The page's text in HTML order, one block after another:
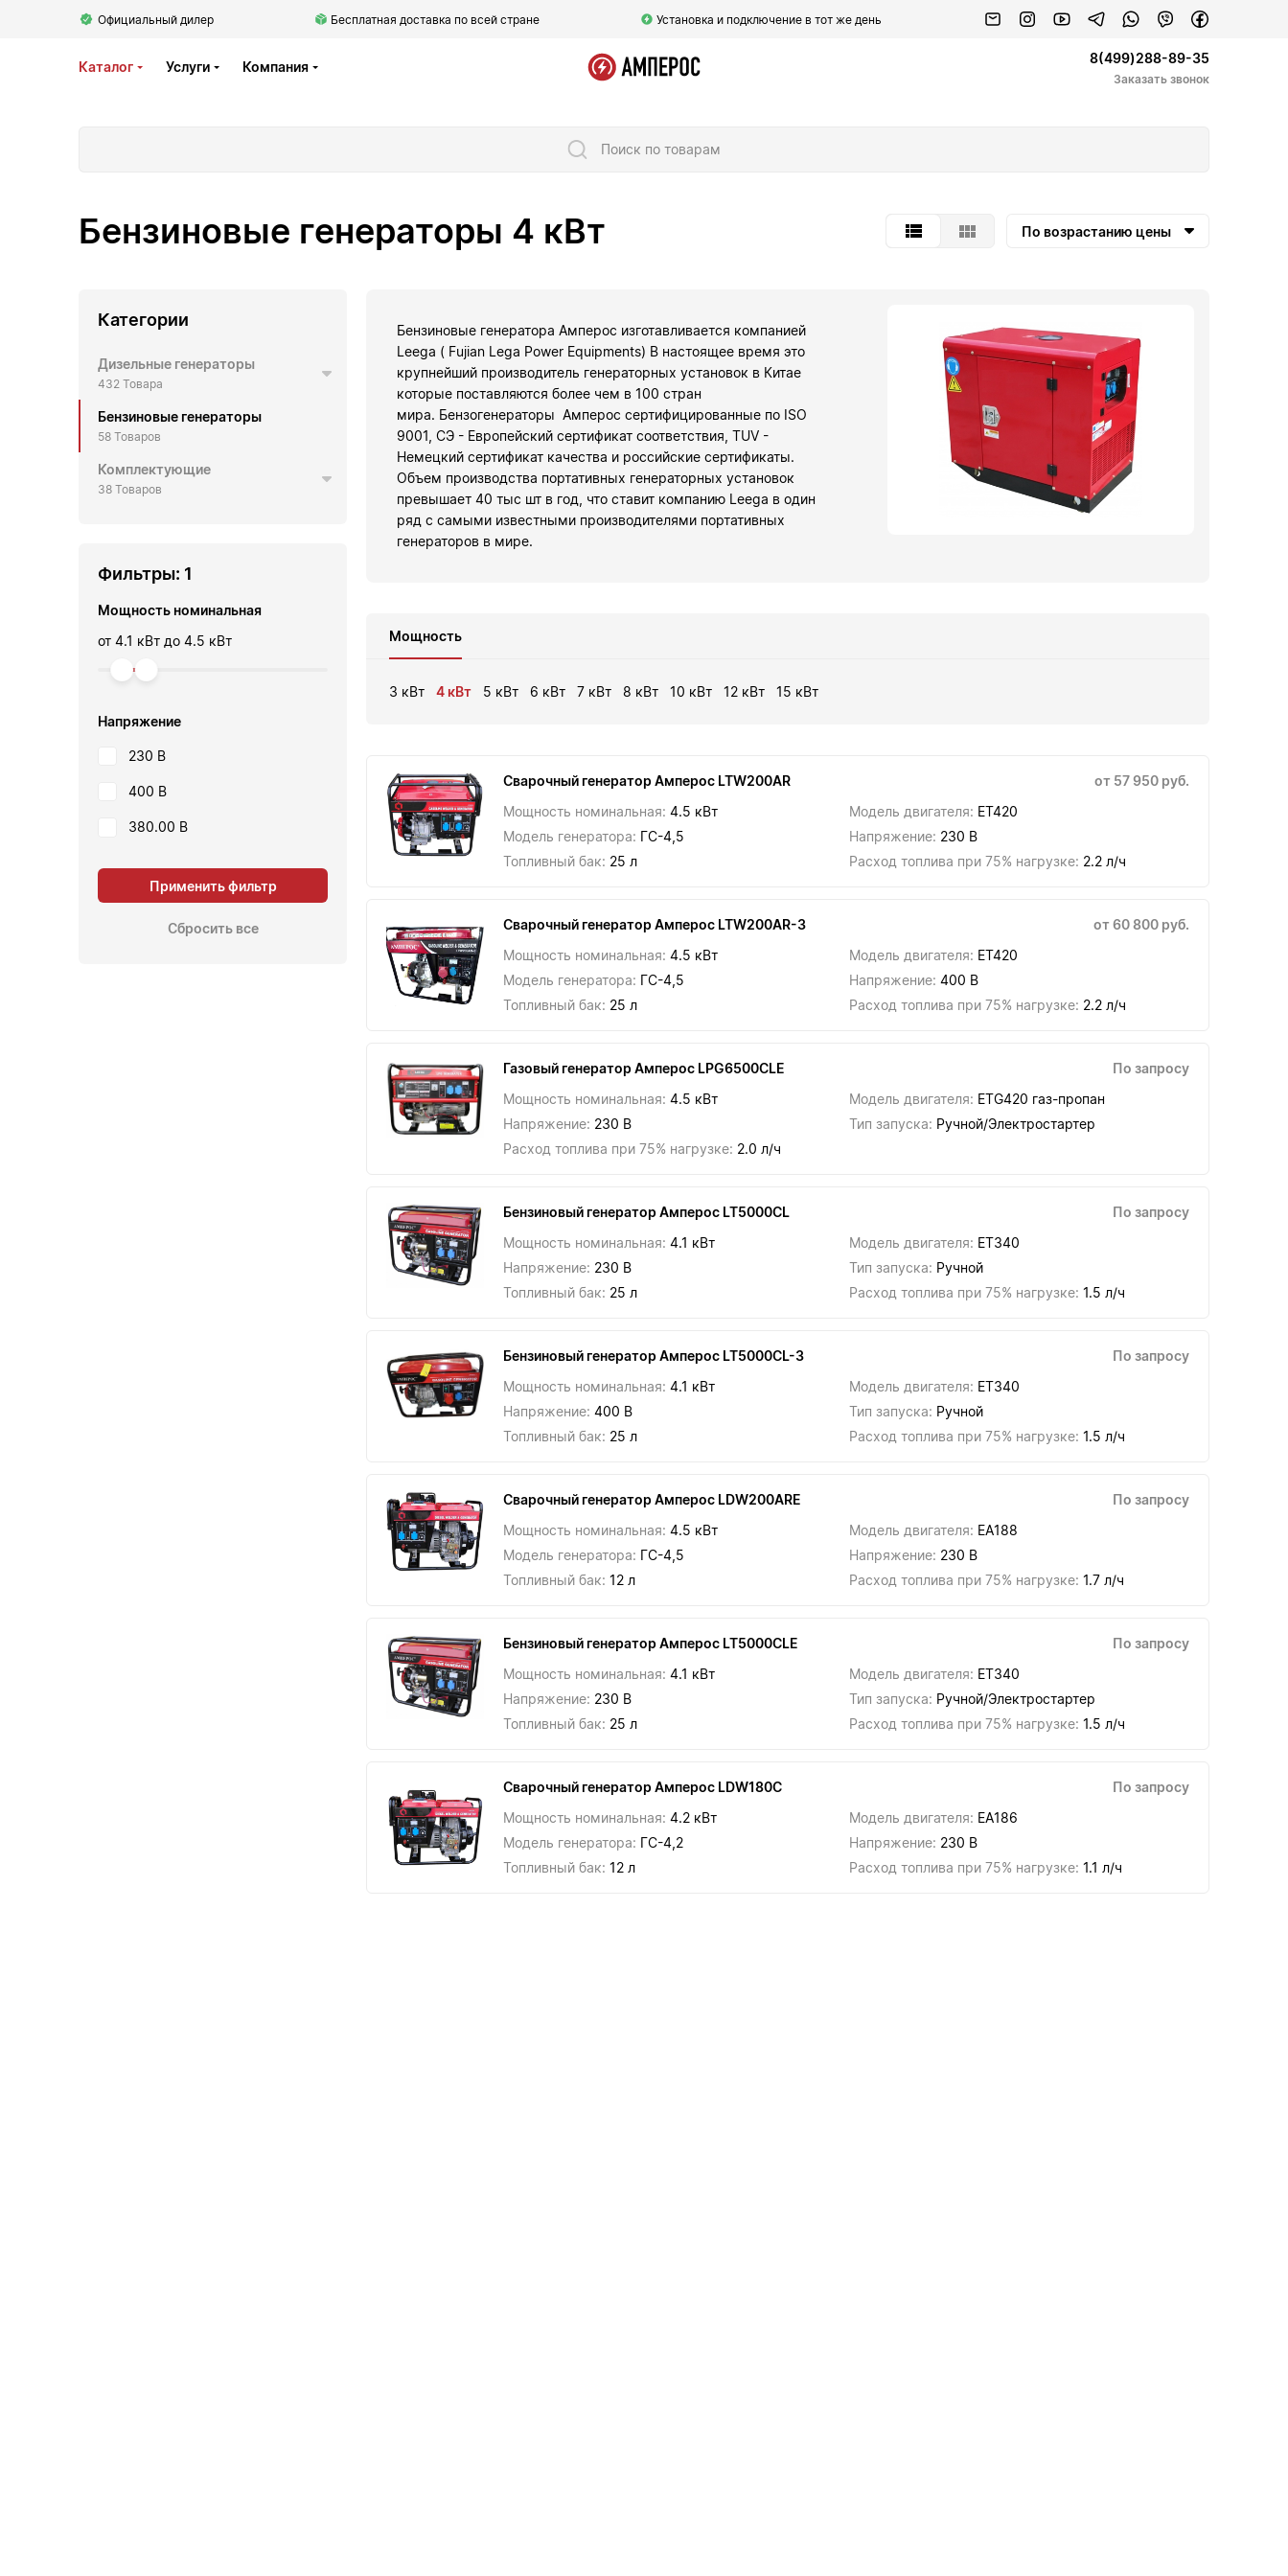
Официальный дилер Бесплатная доставка по всей стране Установка и подключение в тот же день
Каталог Услуги Компания
8(499)288-89-35
Заказать звонок
Поиск по товарам
Бензиновые генераторы 4 кВт По возрастанию цены
Категории
Дизельные генераторы
432 Товара
Бензиновые генераторы
58 Товаров
Комплектующие
38 Товаров
Фильтры: 1
Мощность номинальная
от 4.1 кВт до 4.5 кВт
Напряжение
230 В
400 В
380.00 В
Применить фильтр
Сбросить все
Бензиновые генератора Амперос изготавливается компанией
Leega ( Fujian Lega Power Equipments) В настоящее время это
крупнейший производитель генераторных установок в Китае
которые поставляются более чем в 100 стран
мира. Бензогенераторы Амперос сертифицированные по ISO
9001, СЭ - Европейский сертификат соответствия, TUV -
Немецкий сертификат качества и российские сертификаты.
Объем производства портативных генераторных установок
превышает 40 тыс шт в год, что ставит компанию Leega в один
ряд с самыми известными производителями портативных
генераторов в мире.
Мощность
3 кВт 4 кВт 5 кВт 6 кВт 7 кВт 8 кВт 10 кВт 12 кВт 15 кВт
Сварочный генератор Амперос LTW200AR
от 57 950 руб.
Мощность номинальная: 4.5 кВт Модель двигателя: ET420
Модель генератора: ГС-4,5 Напряжение: 230 В
Топливный бак: 25 л Расход топлива при 75% нагрузке: 2.2 л/ч
Сварочный генератор Амперос LTW200AR-3
от 60 800 руб.
Мощность номинальная: 4.5 кВт Модель двигателя: ET420
Модель генератора: ГС-4,5 Напряжение: 400 В
Топливный бак: 25 л Расход топлива при 75% нагрузке: 2.2 л/ч
Газовый генератор Амперос LPG6500CLE
По запросу
Мощность номинальная: 4.5 кВт Модель двигателя: ETG420 газ-пропан
Напряжение: 230 В Тип запуска: Ручной/Электростартер
Расход топлива при 75% нагрузке: 2.0 л/ч
Бензиновый генератор Амперос LT5000CL
По запросу
Мощность номинальная: 4.1 кВт Модель двигателя: ET340
Напряжение: 230 В Тип запуска: Ручной
Топливный бак: 25 л Расход топлива при 75% нагрузке: 1.5 л/ч
Бензиновый генератор Амперос LT5000СL-3
По запросу
Мощность номинальная: 4.1 кВт Модель двигателя: ET340
Напряжение: 400 В Тип запуска: Ручной
Топливный бак: 25 л Расход топлива при 75% нагрузке: 1.5 л/ч
Сварочный генератор Амперос LDW200ARE
По запросу
Мощность номинальная: 4.5 кВт Модель двигателя: EA188
Модель генератора: ГС-4,5 Напряжение: 230 В
Топливный бак: 12 л Расход топлива при 75% нагрузке: 1.7 л/ч
Бензиновый генератор Амперос LT5000CLE
По запросу
Мощность номинальная: 4.1 кВт Модель двигателя: ET340
Напряжение: 230 В Тип запуска: Ручной/Электростартер
Топливный бак: 25 л Расход топлива при 75% нагрузке: 1.5 л/ч
Сварочный генератор Амперос LDW180С
По запросу
Мощность номинальная: 4.2 кВт Модель двигателя: EA186
Модель генератора: ГС-4,2 Напряжение: 230 В
Топливный бак: 12 л Расход топлива при 75% нагрузке: 1.1 л/ч